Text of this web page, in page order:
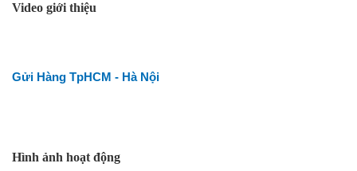
Video giới thiệu
Gửi Hàng TpHCM - Hà Nội
Hình ảnh hoạt động